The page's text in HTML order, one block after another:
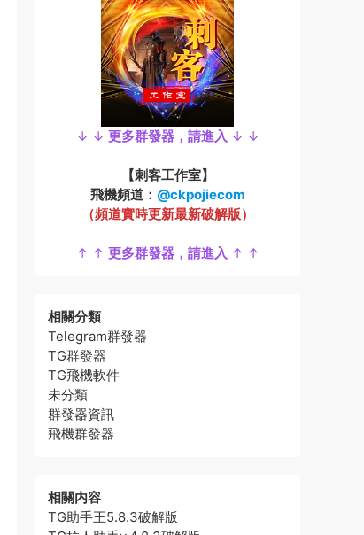
↓ ↓ 更多群發器，請進入 ↓ ↓
【刺客工作室】
飛機頻道： @ckpojiecom
（頻道實時更新最新破解版）
↑ ↑ 更多群發器，請進入 ↑ ↑
相關分類
Telegram群發器
TG群發器
TG飛機軟件
未分類
群發器資訊
飛機群發器
相關内容
TG助手王5.8.3破解版